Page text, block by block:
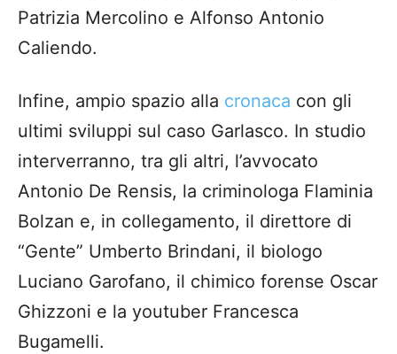
Patrizia Mercolino e Alfonso Antonio
Caliendo.
Infine, ampio spazio alla cronaca con gli
ultimi sviluppi sul caso Garlasco. In studio
interverranno, tra gli altri, l’avvocato
Antonio De Rensis, la criminologa Flaminia
Bolzan e, in collegamento, il direttore di
“Gente” Umberto Brindani, il biologo
Luciano Garofano, il chimico forense Oscar
Ghizzoni e la youtuber Francesca
Bugamelli.